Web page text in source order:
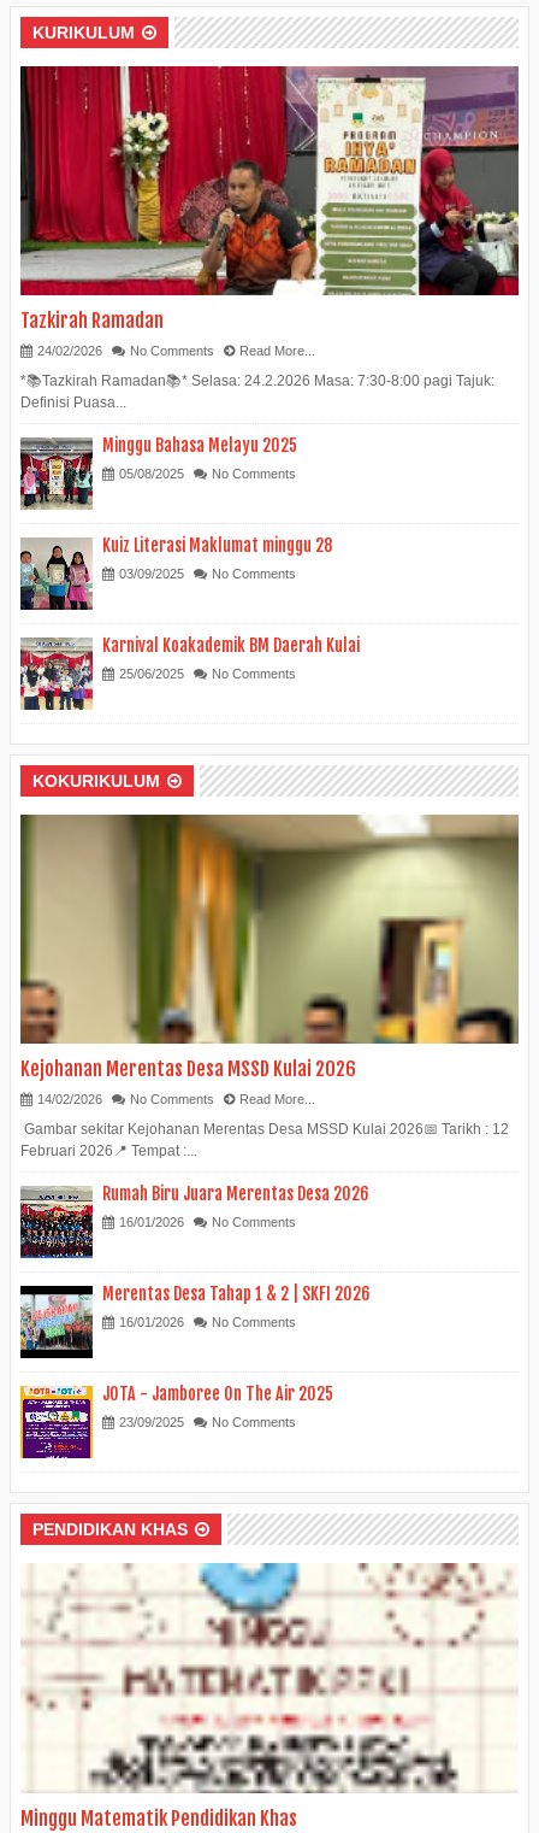
KURIKULUM
Tazkirah Ramadan
24/02/2026 No Comments Read More...
*📚Tazkirah Ramadan📚* Selasa: 24.2.2026 Masa: 7:30-8:00 pagi Tajuk:
Definisi Puasa...
Minggu Bahasa Melayu 2025
05/08/2025 No Comments
Kuiz Literasi Maklumat minggu 28
03/09/2025 No Comments
Karnival Koakademik BM Daerah Kulai
25/06/2025 No Comments
KOKURIKULUM
Kejohanan Merentas Desa MSSD Kulai 2026
14/02/2026 No Comments Read More...
Gambar sekitar Kejohanan Merentas Desa MSSD Kulai 2026📅 Tarikh : 12
Februari 2026📍 Tempat :...
Rumah Biru Juara Merentas Desa 2026
16/01/2026 No Comments
Merentas Desa Tahap 1 & 2 | SKFI 2026
16/01/2026 No Comments
JOTA - Jamboree On The Air 2025
23/09/2025 No Comments
PENDIDIKAN KHAS
Minggu Matematik Pendidikan Khas